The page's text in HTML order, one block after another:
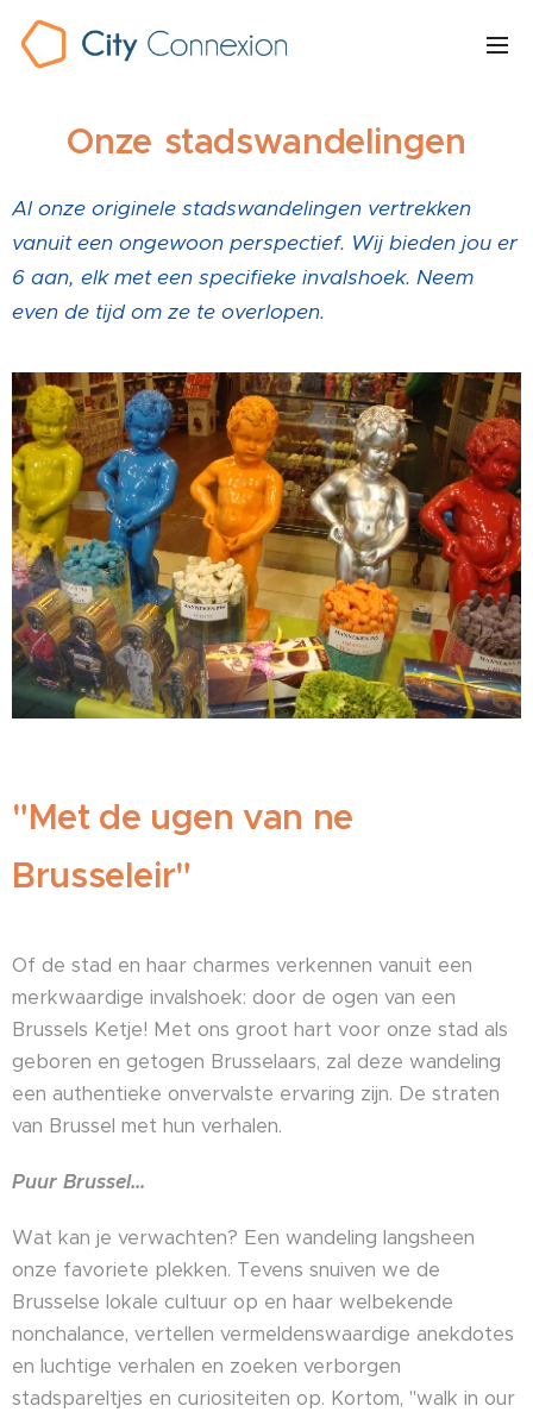
Onze stadswandelingen
Al onze originele stadswandelingen vertrekken
vanuit een ongewoon perspectief. Wij bieden jou er
6 aan, elk met een specifieke invalshoek. Neem
even de tijd om ze te overlopen.
"Met de ugen van ne
Brusseleir"
Of de stad en haar charmes verkennen vanuit een
merkwaardige invalshoek: door de ogen van een
Brussels Ketje! Met ons groot hart voor onze stad als
geboren en getogen Brusselaars, zal deze wandeling
een authentieke onvervalste ervaring zijn. De straten
van Brussel met hun verhalen.
Puur Brussel…
Wat kan je verwachten? Een wandeling langsheen
onze favoriete plekken. Tevens snuiven we de
Brusselse lokale cultuur op en haar welbekende
nonchalance, vertellen vermeldenswaardige anekdotes
en luchtige verhalen en zoeken verborgen
stadspareltjes en curiositeiten op. Kortom, "walk in our